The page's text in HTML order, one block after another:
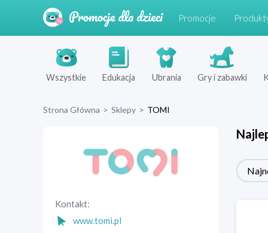
Promocje
Wszystkie Edukacja Ubrania Gry i zabawki
Strona Główna > Sklepy > TOMI
Kontakt:
www.tomi.pl